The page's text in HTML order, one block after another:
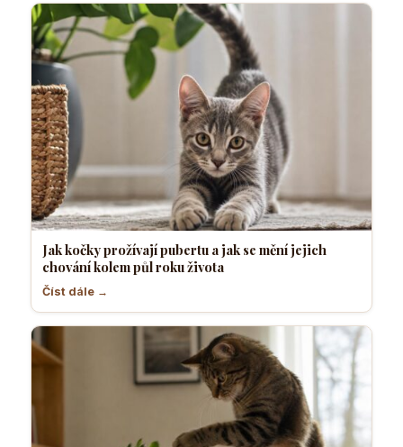
Jak kočky prožívají pubertu a jak se mění jejich
chování kolem půl roku života
Číst dále →